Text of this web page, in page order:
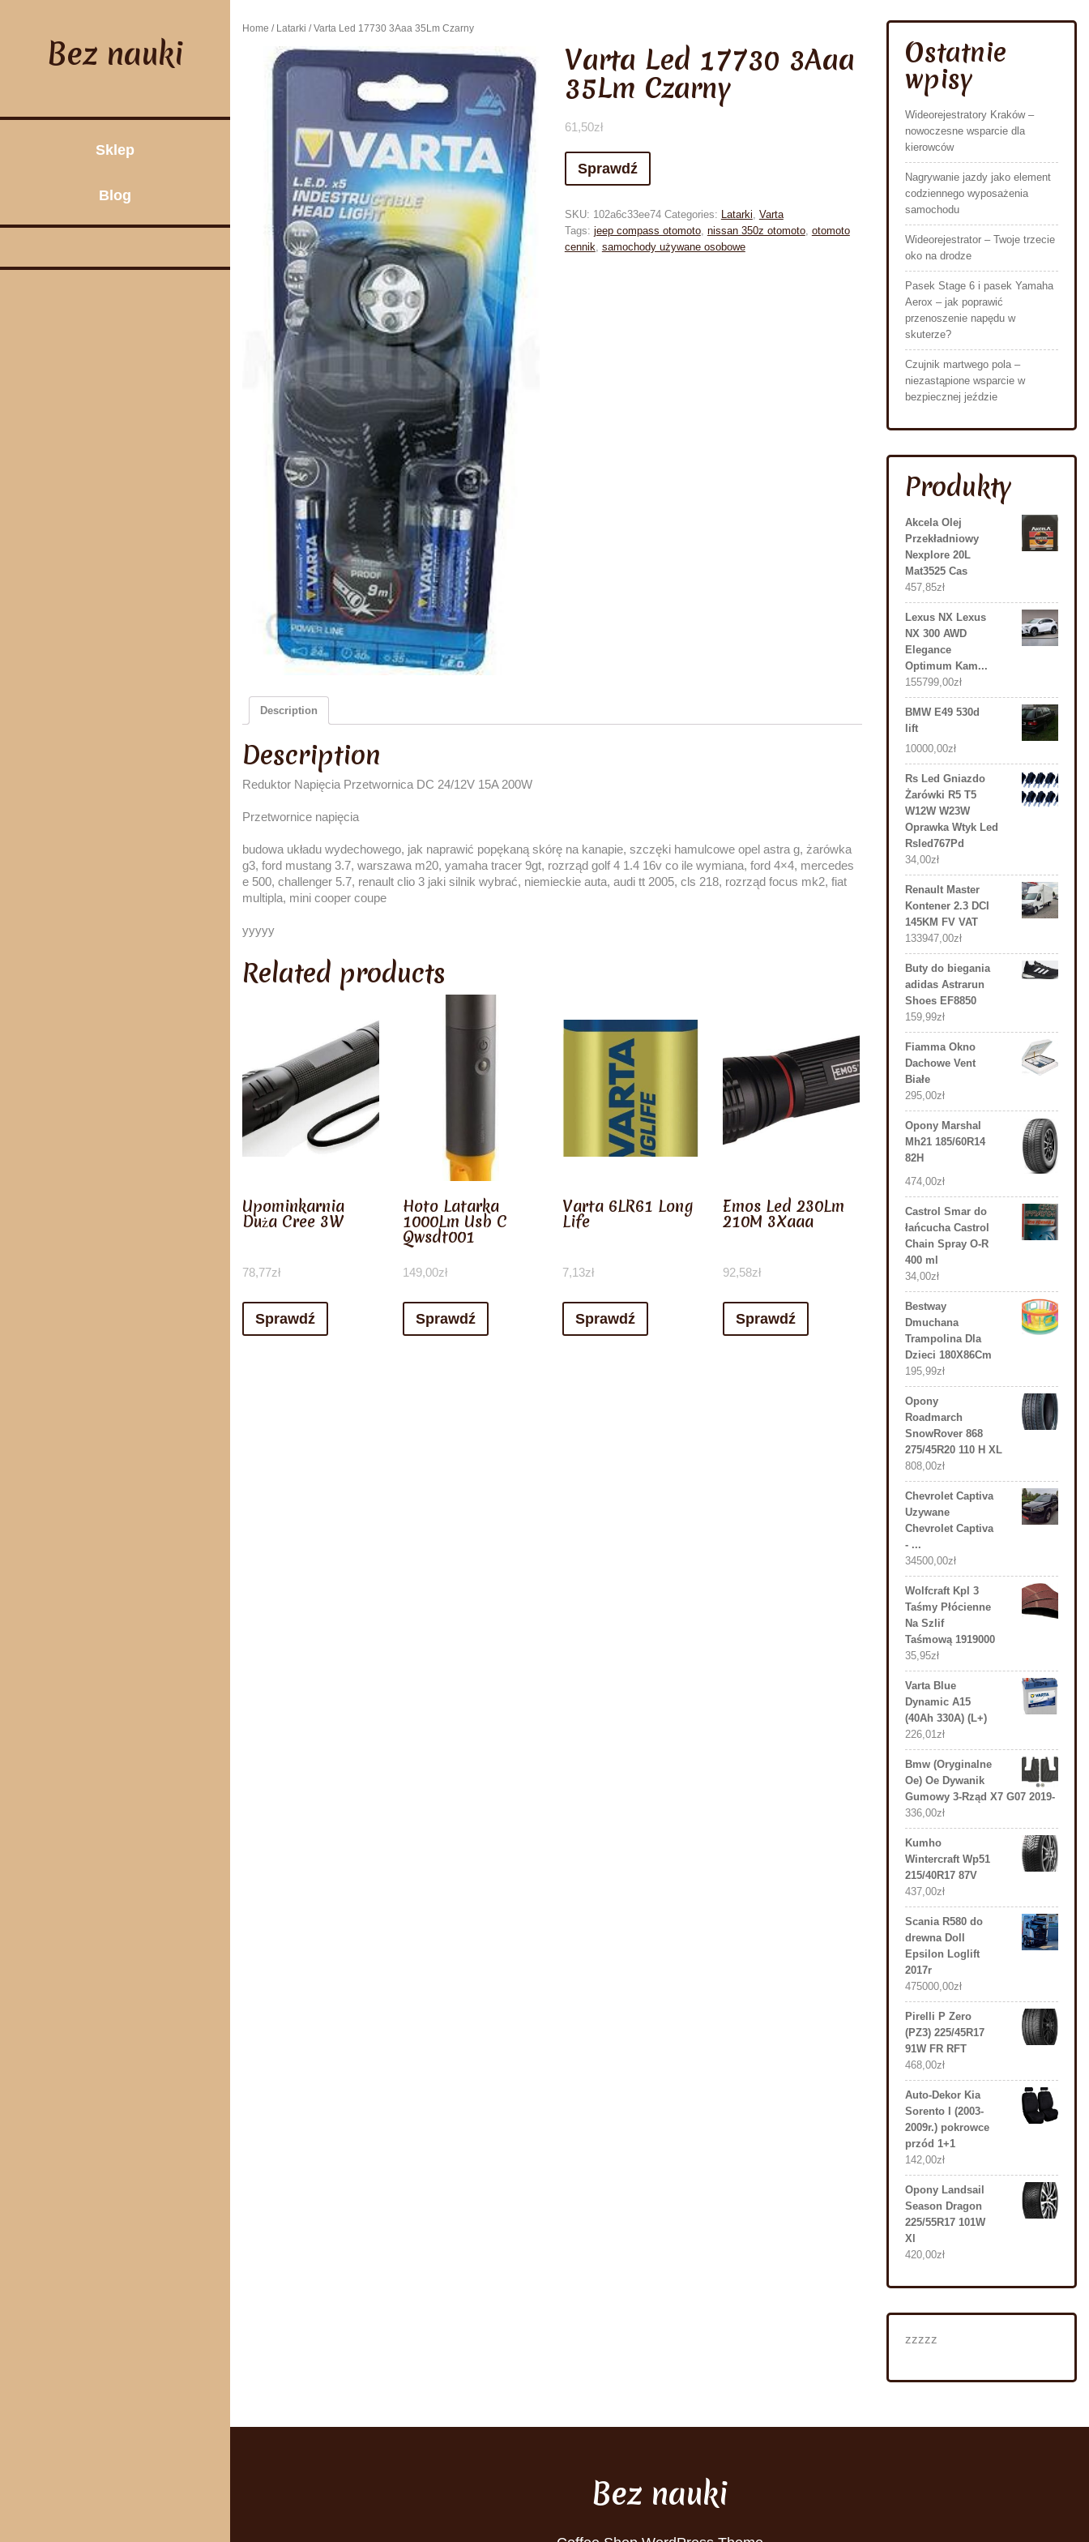
Bez nauki
Sklep
Blog
Home / Latarki / Varta Led 17730 3Aaa 35Lm Czarny
Varta Led 17730 3Aaa
35Lm Czarny
61,50zł
Sprawdź
SKU: 102a6c33ee74 Categories: Latarki Varta
Tags: jeep compass otomoto, nissan 350z otomoto, otomoto
cennik samochody używane osobowe
Description
Description
Reduktor Napięcia Przetwornica DC 24/12V 15A 200W
Przetwornice napięcia
budowa układu wydechowego, jak naprawić popękaną skórę na kanapie, szczęki hamulcowe opel astra g, żarówka
g3, ford mustang 3.7, warszawa m20, yamaha tracer 9gt, rozrząd golf 4 1.4 16v co ile wymiana, ford 4×4, mercedes
e 500, challenger 5.7, renault clio 3 jaki silnik wybrać, niemieckie auta, audi tt 2005, cls 218, rozrząd focus mk2, fiat
multipla, mini cooper coupe
yyyyy
Related products
Upominkarnia
Duża Cree 3W
78,77zł
Sprawdź
Hoto Latarka
1000Lm Usb C
Qwsdt001
149,00zł
Sprawdź
Varta 6LR61 Long
Life
7,13zł
Sprawdź
Emos Led 230Lm
210M 3Xaaa
92,58zł
Sprawdź
Ostatnie
wpisy
Wideorejestratory Kraków –
nowoczesne wsparcie dla
kierowców
Nagrywanie jazdy jako element
codziennego wyposażenia
samochodu
Wideorejestrator – Twoje trzecie
oko na drodze
Pasek Stage 6 i pasek Yamaha
Aerox – jak poprawić
przenoszenie napędu w
skuterze?
Czujnik martwego pola –
niezastąpione wsparcie w
bezpiecznej jeździe
Produkty
Akcela Olej
Przekładniowy
Nexplore 20L
Mat3525 Cas
457,85zł
Lexus NX Lexus
NX 300 AWD
Elegance
Optimum Kam...
155799,00zł
BMW E49 530d
lift
10000,00zł
Rs Led Gniazdo
Żarówki R5 T5
W12W W23W
Oprawka Wtyk Led
Rsled767Pd
34,00zł
Renault Master
Kontener 2.3 DCI
145KM FV VAT
133947,00zł
Buty do biegania
adidas Astrarun
Shoes EF8850
159,99zł
Fiamma Okno
Dachowe Vent
Białe
295,00zł
Opony Marshal
Mh21 185/60R14
82H
474,00zł
Castrol Smar do
łańcucha Castrol
Chain Spray O-R
400 ml
34,00zł
Bestway
Dmuchana
Trampolina Dla
Dzieci 180X86Cm
195,99zł
Opony
Roadmarch
SnowRover 868
275/45R20 110 H XL
808,00zł
Chevrolet Captiva
Uzywane
Chevrolet Captiva
- ...
34500,00zł
Wolfcraft Kpl 3
Taśmy Płócienne
Na Szlif
Taśmową 1919000
35,95zł
Varta Blue
Dynamic A15
(40Ah 330A) (L+)
226,01zł
Bmw (Oryginalne
Oe) Oe Dywanik
Gumowy 3-Rząd X7 G07 2019-
336,00zł
Kumho
Wintercraft Wp51
215/40R17 87V
437,00zł
Scania R580 do
drewna Doll
Epsilon Loglift
2017r
475000,00zł
Pirelli P Zero
(PZ3) 225/45R17
91W FR RFT
468,00zł
Auto-Dekor Kia
Sorento I (2003-
2009r.) pokrowce
przód 1+1
142,00zł
Opony Landsail
Season Dragon
225/55R17 101W
Xl
420,00zł
zzzzz
Bez nauki